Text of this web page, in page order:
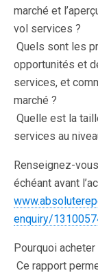
marché et
vol services ?
 Quels sont les
opportunités et
services, et
marché ?
 Quelle est la
services au
Renseignez-
échéant avant
enquiry/
Pourquoi
 Ce rapport